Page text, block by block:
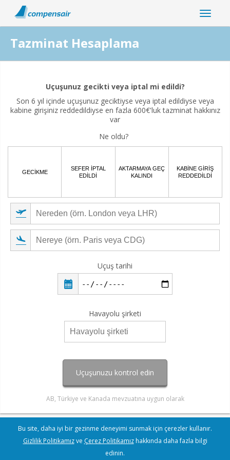
Tazminat Hesaplama
Hayır
Uçuşunuz gecikti veya iptal mi edildi?
Son 6 yıl içinde uçuşunuz geciktiyse veya iptal edildiyse veya
kabine girişiniz reddedildiyse en fazla 600€'luk tazminat hakkınız
var
Ne oldu?
GECIKME
SEFER IPTAL
EDILDI
AKTARMAYA GEÇ
KALINDI
KABINE GIRIŞ
REDDEDILDI
Uçuş tarihi
Havayolu şirketi
Uçuşunuzu kontrol edin
AB, Türkiye ve Kanada mevzuatına uygun olarak
Bu site, daha iyi bir gezinme deneyimi sunmak için çerezler kullanır.
Gizlilik Politikamızve Çerez Politikamızhakkında daha fazla bilgi
edinin.